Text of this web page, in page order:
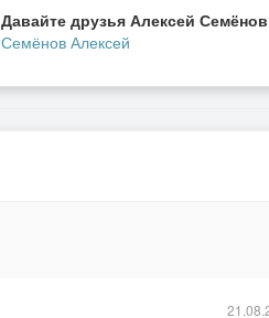
Давайте друзья Алексей
Семёнов Алексей